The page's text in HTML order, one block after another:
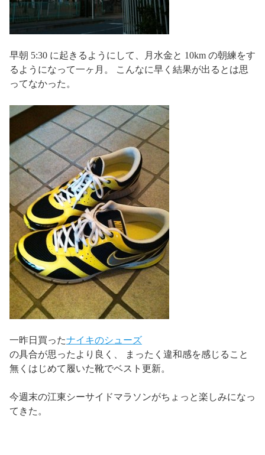
早朝 5:30 に起きるようにして、月水金と 10km の朝練をす
るようになって一ヶ月。 こんなに早く結果が出るとは思
ってなかった。
一昨日買ったナイキのシューズ
の具合が思ったより良く、 まったく違和感を感じること
無くはじめて履いた靴でベスト更新。
今週末の江東シーサイドマラソンがちょっと楽しみになっ
てきた。